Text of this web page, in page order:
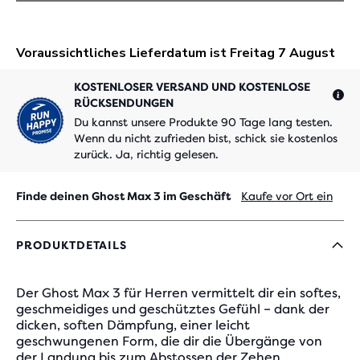
KOSTENLOSER VERSAND UND KOSTENLOSE
RÜCKSENDUNGEN
Du kannst unsere Produkte 90 Tage lang testen.
Wenn du nicht zufrieden bist, schick sie kostenlos
zurück. Ja, richtig gelesen.
Finde deinen Ghost Max 3 im Geschäft Kaufe vor Ort ein
PRODUKTDETAILS
Der Ghost Max 3 für Herren vermittelt dir ein softes,
geschmeidiges und geschütztes Gefühl – dank der
dicken, soften Dämpfung, einer leicht
geschwungenen Form, die dir die Übergänge von